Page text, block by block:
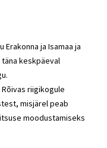
ja Isamaa ja
keskpäeval
riigikogule
misjärel peab
moodustamiseks